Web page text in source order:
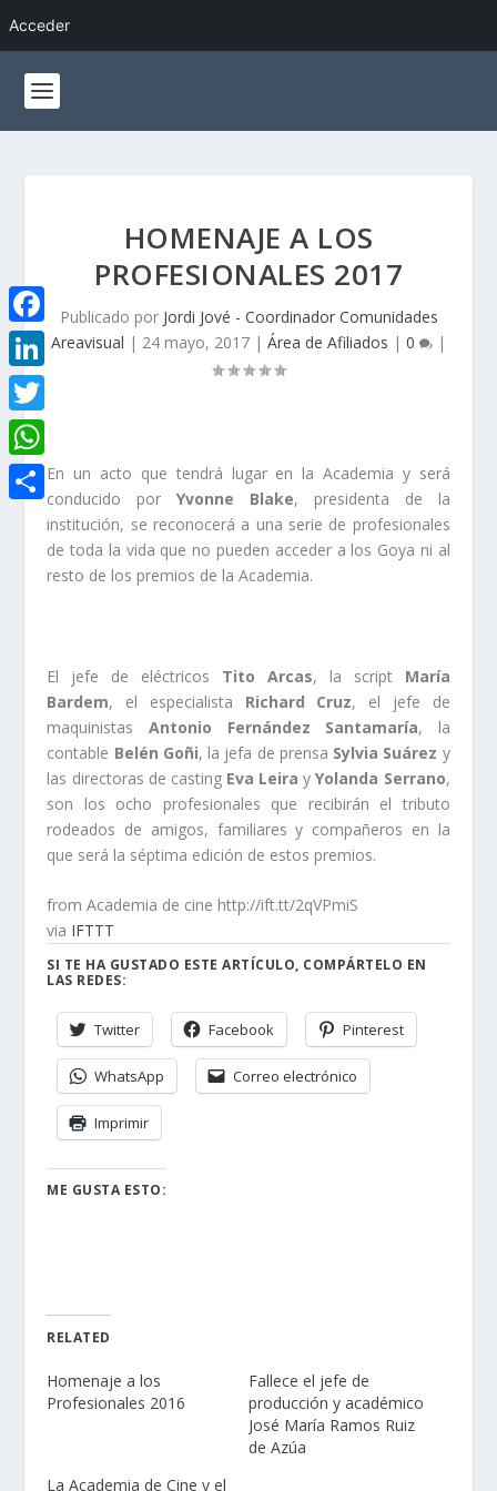
Acceder
HOMENAJE A LOS
PROFESIONALES 2017
Publicado por Jordi Jové - Coordinador Comunidades
Areavisual | 24 mayo, 2017 | Área de Afiliados | 0 |
En un acto que tendrá lugar en la Academia y será
conducido porYvonne Blake, presidenta de la
institución, se reconocerá a una serie de profesionales
de toda la vida que no pueden acceder a los Goya ni al
resto de los premios de la Academia.
El jefe de eléctricos Tito Arcas, la script María
Bardem, el especialista Richard Cruz, el jefe de
maquinistas Antonio Fernández Santamaría, la
contable Belén Goñi, la jefa de prensa Sylvia Suárez y
las directoras de casting Eva Leira y Yolanda Serrano,
son los ocho profesionales que recibirán el tributo
rodeados de amigos, familiares y compañeros en la
que será la séptima edición de estos premios.
from Academia de cine http://ift.tt/2qVPmiS
via IFTTT
SI TE HA GUSTADO ESTE ARTÍCULO, COMPÁRTELO EN
LAS REDES:
Twitter Facebook Pinterest
WhatsApp Correo electrónico
Imprimir
ME GUSTA ESTO:
RELATED
Homenaje a los
Profesionales 2016
Fallece el jefe de
producción y académico
José María Ramos Ruiz
de Azúa
La Academia de Cine y el
F
a
c
e
b
L
i
n
k
T
w
i
W